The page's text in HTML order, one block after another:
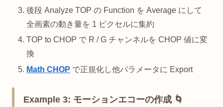
後段 Analyze TOP の Function を Average にして
全画素の動き量を 1 ピクセルに集約
TOP to CHOP で R / G チャンネルを CHOP 値に変
換
Math CHOP で正規化し他パラメータに Export
Example 3: モーションエコーの作成 🌀